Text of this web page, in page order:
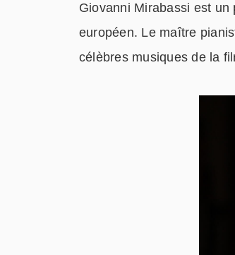
Giovanni Mirabassi est
européen. Le maître
célèbres musiques de la